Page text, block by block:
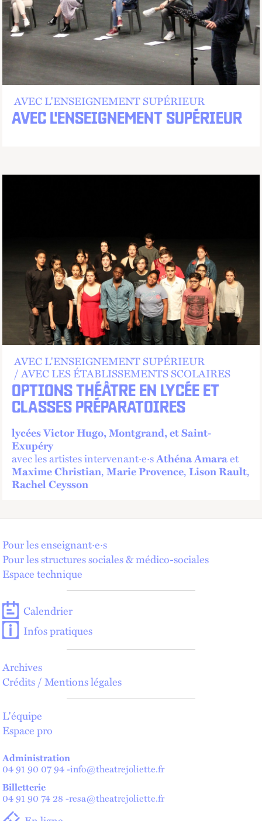
AVEC L'ENSEIGNEMENT SUPÉRIEUR
AVEC L'ENSEIGNEMENT SUPÉRIEUR
OPTIONS THÉÂTRE EN LYCÉE ET
CLASSES PRÉPARATOIRES
AVEC L'ENSEIGNEMENT SUPÉRIEUR
AVEC LES ÉTABLISSEMENTS SCOLAIRES
lycées Victor Hugo, Montgrand, et Saint-
Exupéry
avec les artistes intervenant·e·sAthéna Amaraet
Maxime Christian,Marie Provence,Lison Rault,
Rachel Ceysson
Pour les enseignant·e·s
Pour les structures sociales & médico-sociales
Espace technique
Calendrier
Infos pratiques
Archives
Crédits / Mentions légales
L'équipe
Espace pro
Administration
04 91 90 07 94-info@theatrejoliette.fr
Billetterie
04 91 90 74 28 -resa@theatrejoliette.fr